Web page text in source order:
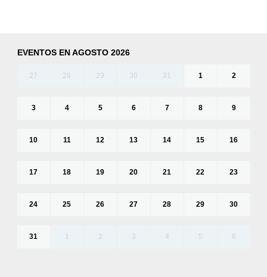
EVENTOS EN AGOSTO 2026
27 28 29 30 31 1 2
3 4 5 6 7 8 9
10 11 12 13 14 15 16
17 18 19 20 21 22 23
24 25 26 27 28 29 30
31 1 2 3 4 5 6